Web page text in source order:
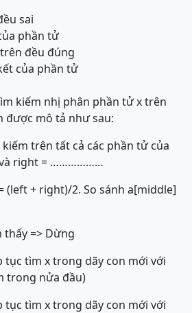
sai
phần tử
đều đúng
của phần tử
kiếm nhị phân phần tử x trên
được mô tả như sau:
trên tất cả các phần tử của
right = ………………
(left + right)/2. So sánh a[middle]
thấy => Dừng
tục tìm x trong dãy con mới với
trong nửa đầu)
tục tìm x trong dãy con mới với